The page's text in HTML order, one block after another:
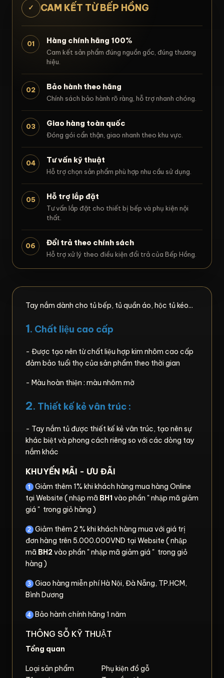
✓ CAM KẾT TỪ BẾP HỒNG
01 Hàng chính hãng 100%
Cam kết sản phẩm đúng nguồn gốc, đúng thương
hiệu.
02 Bảo hành theo hãng
Chính sách bảo hành rõ ràng, hỗ trợ nhanh chóng.
03 Giao hàng toàn quốc
Đóng gói cẩn thận, giao nhanh theo khu vực.
04 Tư vấn kỹ thuật
Hỗ trợ chọn sản phẩm phù hợp nhu cầu sử dụng.
05 Hỗ trợ lắp đặt
Tư vấn lắp đặt cho thiết bị bếp và phụ kiện nội
thất.
06 Đổi trả theo chính sách
Hỗ trợ xử lý theo điều kiện đổi trả của Bếp Hồng.
Tay nắm dành cho tủ bếp, tủ quần áo, hộc tủ kéo...
1. Chất liệu cao cấp
- Được tạo nên từ chất liệu hợp kim nhôm cao cấp
đảm bảo tuổi thọ của sản phẩm theo thời gian
- Màu hoàn thiện : màu nhôm mờ
2. Thiết kế kẻ vân trúc :
- Tay nắm tủ được thiết kế kẻ vân trúc, tạo nên sự
khác biệt và phong cách riêng so với các dòng tay
nắm khác
KHUYẾN MÃI - ƯU ĐÃI
Giảm thêm 1% khi khách hàng mua hàng Online
tại Website ( nhập mã BH1vào phần " nhập mã giảm
giá " trong giỏ hàng )
Giảm thêm 2 % khi khách hàng mua với giá trị
đơn hàng trên 5.000.000VND tại Website ( nhập
mã BH2vào phần " nhập mã giảm giá " trong giỏ
hàng )
Giao hàng miễn phí Hà Nội, Đà Nẵng, TP.HCM,
Bình Dương
Bảo hành chính hãng 1 năm
THÔNG SỖ KỸ THUẬT
Tổng quan
Loại sản phẩm
Phụ kiện đồ gỗ